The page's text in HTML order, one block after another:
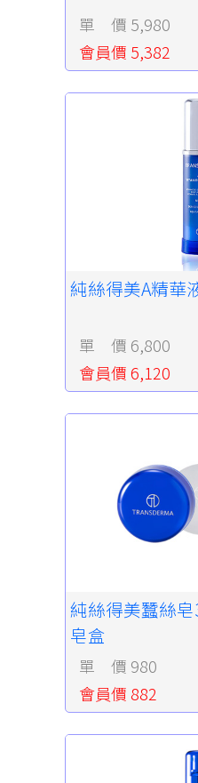
單 價 5,980
會員價 5,382
純絲得美A精華
單 價 6,800
會員價 6,120
純絲得美蠶絲
皂盒
單 價 980
會員價 882